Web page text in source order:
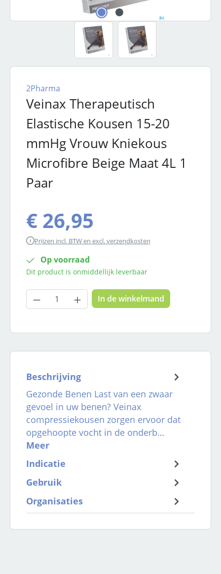
Veinax Therapeutisch
Elastische Kousen 15-20
mmHg Vrouw Kniekous
Microfibre Beige Maat 4L 1
Paar
2Pharma
€ 26,95
Prijzen incl. BTW en excl. verzendkosten
Op voorraad
Dit product is onmiddellijk leverbaar
Producthoeveelheid: Voer de
In de winkelmand
Beschrijving
Gezonde Benen Last van een zwaar
gevoel in uw benen? Veinax
compressiekousen zorgen ervoor dat
opgehoopte vocht in de onderb…
Meer
Indicatie
Gebruik
Organisaties